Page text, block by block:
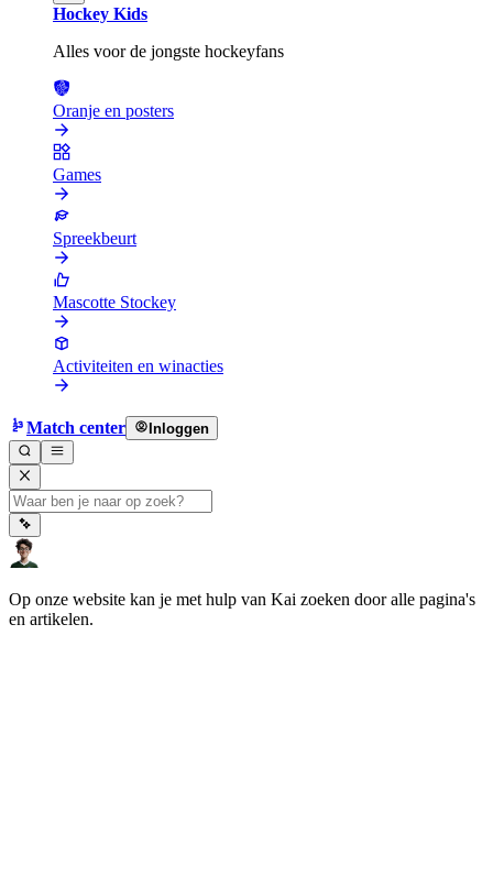
Hockey Kids
Alles voor de jongste hockeyfans
Oranje en posters
Games
Spreekbeurt
Mascotte Stockey
Activiteiten en winacties
Match center Inloggen
Op onze website kan je met hulp van Kai zoeken door alle pagina's
en artikelen.